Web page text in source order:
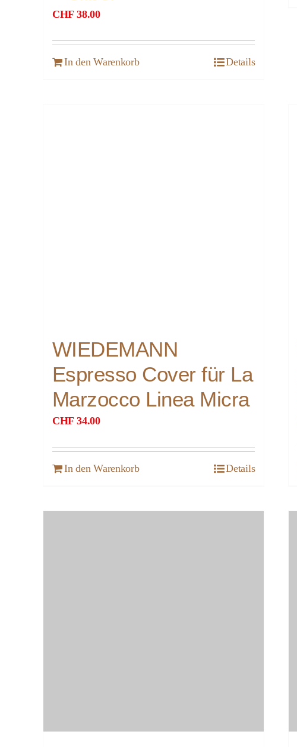
CHF 38.00
In den Warenkorb Details
WIEDEMANN
Espresso Cover für La
Marzocco Linea Micra
CHF 34.00
In den Warenkorb Details